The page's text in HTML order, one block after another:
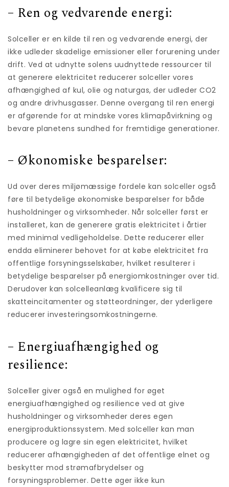
– Ren og vedvarende energi:
Solceller er en kilde til ren og vedvarende energi, der
ikke udleder skadelige emissioner eller forurening under
drift. Ved at udnytte solens uudnyttede ressourcer til
at generere elektricitet reducerer solceller vores
afhængighed af kul, olie og naturgas, der udleder CO2
og andre drivhusgasser. Denne overgang til ren energi
er afgørende for at mindske vores klimapåvirkning og
bevare planetens sundhed for fremtidige generationer.
– Økonomiske besparelser:
Ud over deres miljømæssige fordele kan solceller også
føre til betydelige økonomiske besparelser for både
husholdninger og virksomheder. Når solceller først er
installeret, kan de generere gratis elektricitet i årtier
med minimal vedligeholdelse. Dette reducerer eller
endda eliminerer behovet for at købe elektricitet fra
offentlige forsyningsselskaber, hvilket resulterer i
betydelige besparelser på energiomkostninger over tid.
Derudover kan solcelleanlæg kvalificere sig til
skatteincitamenter og støtteordninger, der yderligere
reducerer investeringsomkostningerne.
– Energiuafhængighed og
resilience:
Solceller giver også en mulighed for øget
energiuafhængighed og resilience ved at give
husholdninger og virksomheder deres egen
energiproduktionssystem. Med solceller kan man
producere og lagre sin egen elektricitet, hvilket
reducerer afhængigheden af det offentlige elnet og
beskytter mod strømafbrydelser og
forsyningsproblemer. Dette øger ikke kun